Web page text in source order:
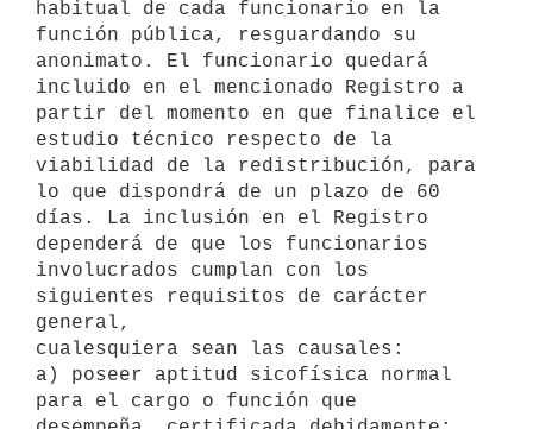
habitual de cada funcionario en la
función pública, resguardando su
anonimato. El funcionario quedará
incluido en el mencionado Registro a
partir del momento en que finalice el
estudio técnico respecto de la
viabilidad de la redistribución, para
lo que dispondrá de un plazo de 60
días. La inclusión en el Registro
dependerá de que los funcionarios
involucrados cumplan con los
siguientes requisitos de carácter
general,
cualesquiera sean las causales:
a) poseer aptitud sicofísica normal
para el cargo o función que